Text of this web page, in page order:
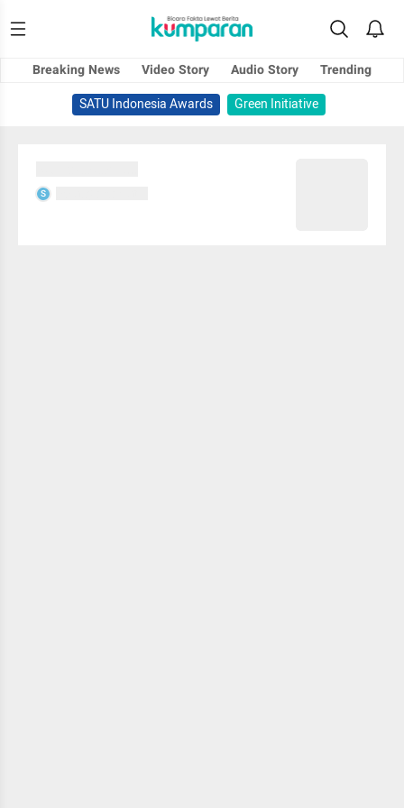
Breaking News Video Story Audio Story
Trending
SATU Indonesia Awards
Green Initiative
S